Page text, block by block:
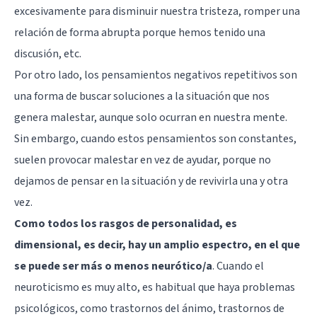
excesivamente para disminuir nuestra tristeza, romper una
relación de forma abrupta porque hemos tenido una
discusión, etc.
Por otro lado, los pensamientos negativos repetitivos son
una forma de buscar soluciones a la situación que nos
genera malestar, aunque solo ocurran en nuestra mente.
Sin embargo, cuando estos pensamientos son constantes,
suelen provocar malestar en vez de ayudar, porque no
dejamos de pensar en la situación y de revivirla una y otra
vez.
Como todos los rasgos de personalidad, es
dimensional, es decir, hay un amplio espectro, en el que
se puede ser más o menos neurótico/a. Cuando el
neuroticismo es muy alto, es habitual que haya problemas
psicológicos, como trastornos del ánimo, trastornos de